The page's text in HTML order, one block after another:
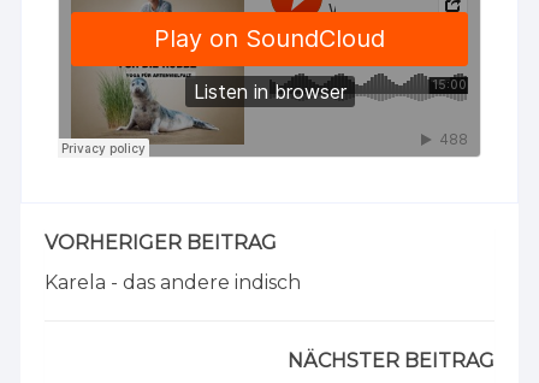
VORHERIGER BEITRAG
Karela - das andere indisch
NÄCHSTER BEITRAG